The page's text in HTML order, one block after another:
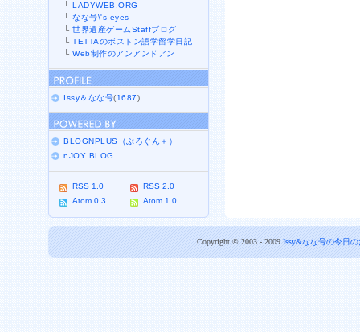
└LADYWEB.ORG
└なな号\'s eyes
└世界遺産ゲームStaffブログ
└TETTAのボストン語学留学日記
└Web制作のアンアンドアン
Issy＆なな号(1687)
BLOGNPLUS（ぶろぐん＋）
nJOY BLOG
RSS 1.0
RSS 2.0
Atom 0.3
Atom 1.0
Copyright © 2003 - 2009 Issy&なな号の今日